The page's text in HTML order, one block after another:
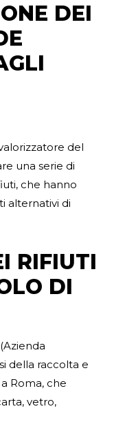
DEI
del
una serie di
che hanno
alternativi di
RIFIUTI
DI
della raccolta e
Roma, che
vetro,